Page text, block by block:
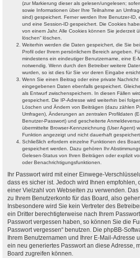
(zur Markierung dieser als gelesen/ungelesen;
sowie Informationen über Ihre Teilnahme an
sind) gespeichert. Ferner werden Ihre Benutzer-ID,
und eine Session-ID gespeichert. Die Cookies
von einem Jahr. Alle Cookies können Sie jederzeit
löschen“ löschen.
Weiterhin werden die Daten gespeichert, die Sie
Profil oder Ihrem persönlichem Bereich angeben.
mindestens ein eindeutiger Benutzername, eine E-
notwendig. Wenn durch den Betreiber weitere
wurden, so ist dies für Sie vor deren Eingabe
Wenn Sie einen Beitrag oder eine private
eingegebenen Daten ebenfalls gespeichert.
als Entwurf zwischenspeichern. In diesen Fällen
gespeichert. Die IP-Adresse wird weiterhin bei
Löschen und Ändern von Beiträgen (dazu zählen
Umfragen), Änderungen an zentralen Profildaten
Benutzer-Passwort) und gescheiterte
übermittelte Browser-Kennzeichnung (User Agent)
Funktion angezeigt und nicht dauerhaft
Schließlich erfordern einzelne Funktionen des
gespeichert werden. Dazu gehören Ihr
Gelesen-Status von Ihren Beiträgen oder explizit
oder Benachrichtigungsfunktionen.
Ihr Passwort wird mit einer Einwege-
dass es sicher ist. Jedoch wird Ihnen empfohlen,
einer Vielzahl von Webseiten zu verwenden. Das
zu Ihrem Benutzerkonto für das Board, also
Insbesondere wird Sie kein Vertreter des
ein Dritter berechtigterweise nach Ihrem
Passwort vergessen haben, so können Sie die
Passwort vergessen“ benutzen. Die phpBB-
Ihrem Benutzernamen und Ihrer E-Mail-Adresse
ein neu generiertes Passwort an diese Adresse,
Board zugreifen können.